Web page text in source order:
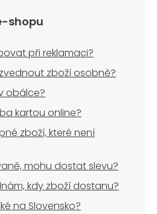
shopu
při reklamaci?
zboží osobně?
obálce?
kartou online?
zboží, které není
mohu dostat slevu?
kdy zboží dostanu?
na Slovensko?